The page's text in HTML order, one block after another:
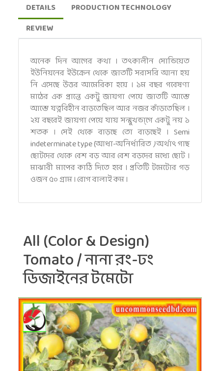
DETAILS
PRODUCTION TECHNOLOGY
REVIEW
অনেক দিন আগের কথা । তৎকালীন সোভিয়েত
ইউনিয়নের ইউক্রেন থেকে জাতটি সরাসরি আনা হয়
নি এসেছে উত্তর আমেরিকা হয়ে । ১ম বছর গবেষণা
মাঠের এক প্রান্তে একটু জায়গা পেয়ে জাতটি আস্তে
আস্তে যত্নবিহীন বাড়তেছিল আর নজর কাঁড়তেছিল ।
২য় বছরেই জায়গা পেয়ে যায় সন্মুখভা্গে একটু নয় ১
শতক । সেই থেকে বাড়ছে তো বাড়ছেই । Semi
indeterminate type (আধা-অনির্ধারিত)অর্থাৎ গাছ
ছোটদের থেকে বেশ বড় আর বেশ বড়দের মধ্যে ছোট ।
মাঝারী মাপের কাঠি দিতে হবে । প্রতিটি টমেটোর গড়
ওজন ৫০ গ্রাম । রোগ বালাই কম ।
All (Color & Design)
Tomato / নানা রং-ঢং
ডিজাইনের টমেটো